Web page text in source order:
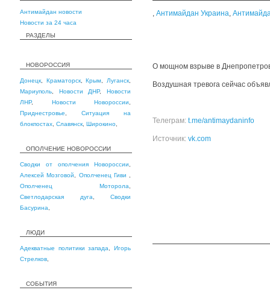
Антимайдан новости
Новости за 24 часа
РАЗДЕЛЫ
НОВОРОССИЯ
Донецк Краматорск,Крым Луганск
Мариуполь
Новости ДНР,Новости
ЛНР, Новости Новороссии
Приднестровье
Ситуация на
блокпостах Славянск Широкино
ОПОЛЧЕНИЕ НОВОРОССИИ
Сводки от ополчения Новороссии
Алексей Мозговой
Ополченец Гиви
Ополченец Моторола
Светлодарская дуга
Сводки
Басурина
ЛЮДИ
Адекватные политики запада ,Игорь
Стрелков
СОБЫТИЯ
, Антимайдан Украина,
О мощном взрыве в
Воздушная тревога сейчас
Телеграм: t.me/antimaydaninfo
Источник: vk.com